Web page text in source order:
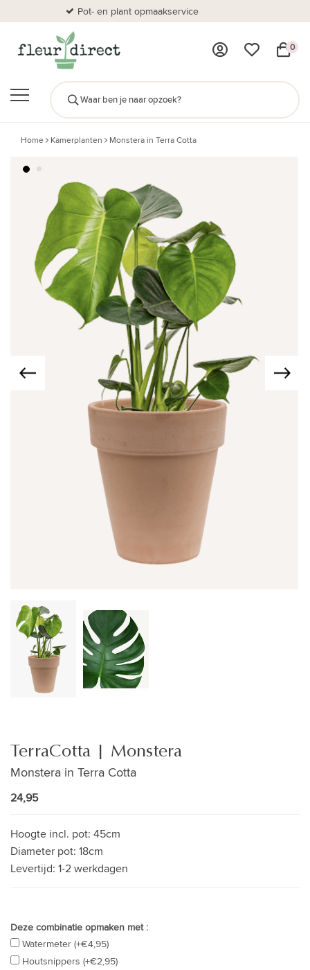
Pot- en plant opmaakservice
0
Home Kamerplanten Monstera in Terra Cotta
TerraCotta | Monstera
Monstera in Terra Cotta
24,95
Hoogte incl. pot: 45cm
Diameter pot: 18cm
Levertijd: 1-2 werkdagen
Deze combinatie opmaken met :
Watermeter (+€4,95)
Houtsnippers (+€2,95)